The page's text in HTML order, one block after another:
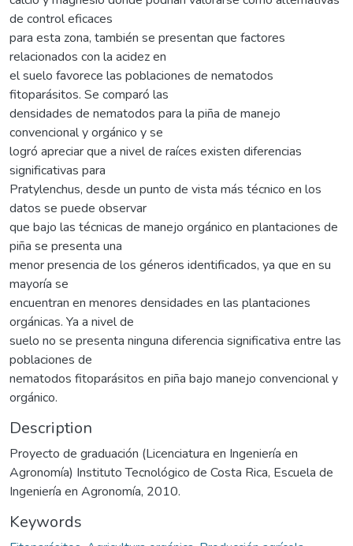
de control eficaces
para esta zona, también se presentan que factores
relacionados con la acidez en
el suelo favorece las poblaciones de nematodos
fitoparásitos. Se comparó las
densidades de nematodos para la piña de manejo
convencional y orgánico y se
logró apreciar que a nivel de raíces existen diferencias
significativas para
Pratylenchus, desde un punto de vista más técnico en los
datos se puede observar
que bajo las técnicas de manejo orgánico en plantaciones de
piña se presenta una
menor presencia de los géneros identificados, ya que en su
mayoría se
encuentran en menores densidades en las plantaciones
orgánicas. Ya a nivel de
suelo no se presenta ninguna diferencia significativa entre las
poblaciones de
nematodos fitoparásitos en piña bajo manejo convencional y
orgánico.
Description
Proyecto de graduación (Licenciatura en Ingeniería en
Agronomía) Instituto Tecnológico de Costa Rica, Escuela de
Ingeniería en Agronomía, 2010.
Keywords